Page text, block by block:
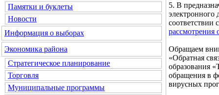
Памятки и буклеты
Новости
Информация о выборах
Экономика района
Стратегическое планирование
Торговля
Муниципальные программы
5. В
электронного
соответствии
Обращаем
«Обратная
образования
обращения в
вирусных